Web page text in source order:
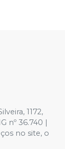
1172,
nº 36.740 |
no site, o